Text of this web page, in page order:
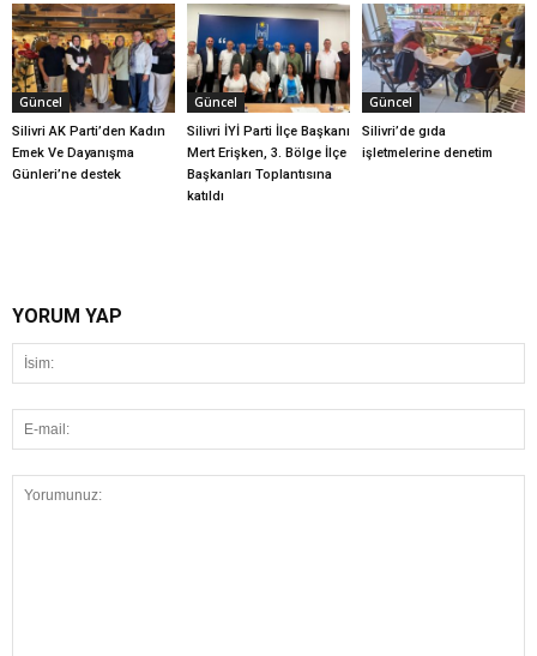
Güncel
Silivri AK Parti’den Kadın
Emek Ve Dayanışma
Günleri’ne destek
Güncel
Silivri İYİ Parti İlçe Başkanı
Mert Erişken, 3. Bölge İlçe
Başkanları Toplantısına
katıldı
Güncel
Silivri’de gıda
işletmelerine denetim
YORUM YAP